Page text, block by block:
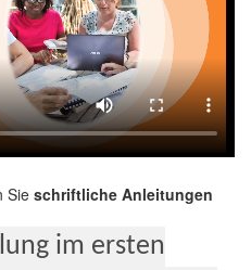
Sie schriftliche Anleitungen
im ersten